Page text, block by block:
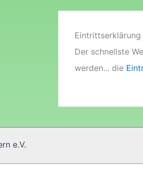
Eintrittserklärung
Der schnellste
werden... die
e.V.